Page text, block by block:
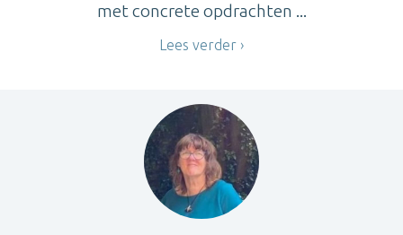
met concrete opdrachten ...
Lees verder